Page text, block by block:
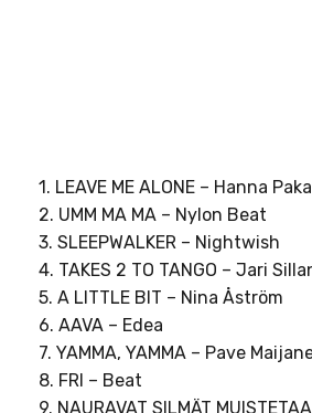
1. LEAVE ME ALONE – Hanna
2. UMM MA MA – Nylon Beat
3. SLEEPWALKER – Nightwish
4. TAKES 2 TO TANGO – Jari
5. A LITTLE BIT – Nina Åström
6. AAVA – Edea
7. YAMMA, YAMMA – Pave
8. FRI – Beat
9. NAURAVAT SILMÄT